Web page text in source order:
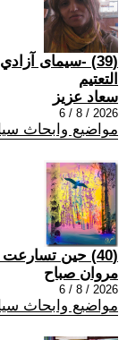
(39) -سيمای
التعتيم
سعاد عزيز
2026 / 8 / 6
مواضيع وابحاث
(40) حين تسارعت الحضارة وتأخر الإنسان✋…
مروان صباح
2026 / 8 / 6
مواضيع وابحاث